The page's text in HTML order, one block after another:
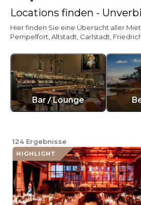
Locations finden -
Hier finden Sie eine Übersicht aller
Pempelfort, Altstadt, Carlstadt,
Bar / Lounge
124 Ergebnisse
HIGHLIGHT